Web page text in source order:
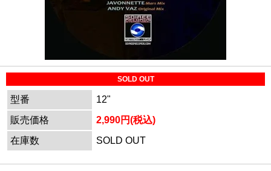
SOLD OUT
型番
12"
販売価格
2,990円(税込)
在庫数
SOLD OUT